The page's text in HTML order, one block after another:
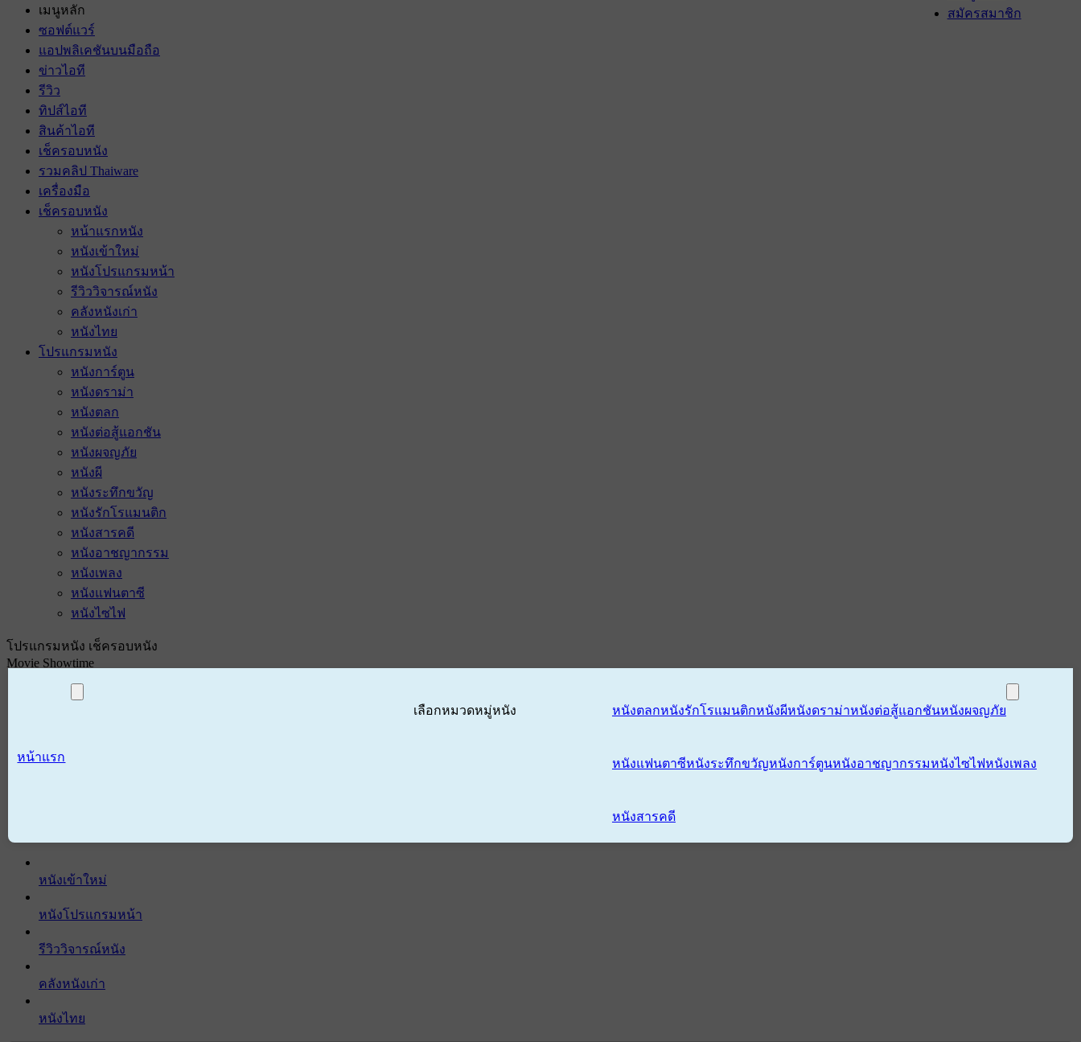
สมัครสมาชิก
เมนูหลัก
ซอฟต์แวร์
แอปพลิเคชันบนมือถือ
ข่าวไอที
รีวิว
ทิปส์ไอที
สินค้าไอที
เช็ครอบหนัง
รวมคลิป Thaiware
เครื่องมือ
เช็ครอบหนัง
หน้าแรกหนัง
หนังเข้าใหม่
หนังโปรแกรมหน้า
รีวิววิจารณ์หนัง
คลังหนังเก่า
หนังไทย
โปรแกรมหนัง
หนังการ์ตูน
หนังดราม่า
หนังตลก
หนังต่อสู้แอกชัน
หนังผจญภัย
หนังผี
หนังระทึกขวัญ
หนังรักโรแมนติก
หนังสารคดี
หนังอาชญากรรม
หนังเพลง
หนังแฟนตาซี
หนังไซไฟ
โปรแกรมหนัง เช็ครอบหนัง
Movie Showtime
หน้าแรก
เลือกหมวดหมู่หนัง หนังตลกหนังรักโรแมนติกหนังผีหนังดราม่าหนังต่อสู้แอกชันหนังผจญภัย
หนังแฟนตาซีหนังระทึกขวัญหนังการ์ตูนหนังอาชญากรรมหนังไซไฟหนังเพลง
หนังสารคดี
หนังเข้าใหม่
หนังโปรแกรมหน้า
รีวิววิจารณ์หนัง
คลังหนังเก่า
หนังไทย